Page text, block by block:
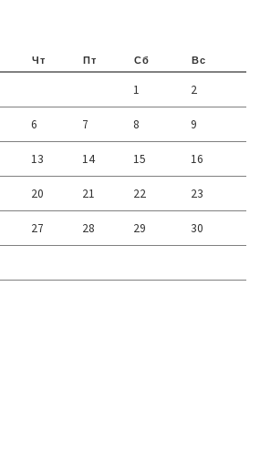
Чт Пт Сб Вс
1 2
6 7 8 9
13 14 15 16
20 21 22 23
27 28 29 30